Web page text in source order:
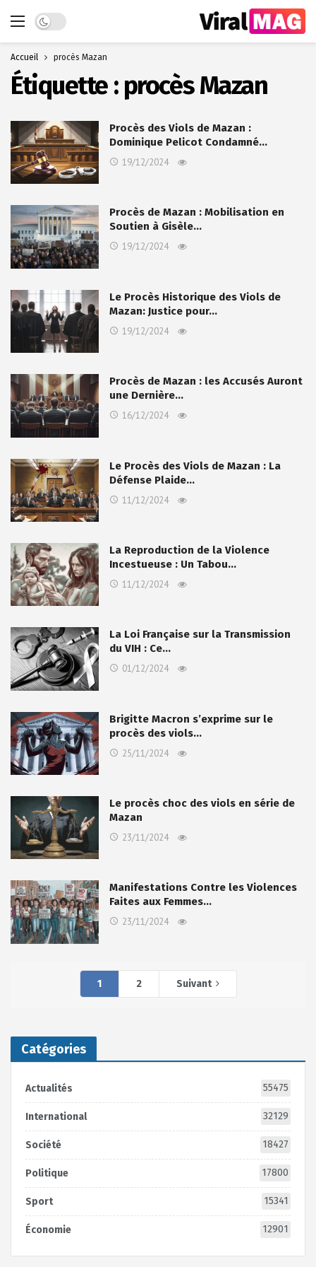
Dark mode
Accueil procès Mazan
Étiquette : procès Mazan
Procès des Viols de Mazan :
Dominique Pelicot Condamné…
19/12/2024
Procès de Mazan : Mobilisation en
Soutien à Gisèle…
19/12/2024
Le Procès Historique des Viols de
Mazan: Justice pour…
19/12/2024
Procès de Mazan : les Accusés Auront
une Dernière…
16/12/2024
Le Procès des Viols de Mazan : La
Défense Plaide…
11/12/2024
La Reproduction de la Violence
Incestueuse : Un Tabou…
11/12/2024
La Loi Française sur la Transmission
du VIH : Ce…
01/12/2024
Brigitte Macron s’exprime sur le
procès des viols…
25/11/2024
Le procès choc des viols en série de
Mazan
23/11/2024
Manifestations Contre les Violences
Faites aux Femmes…
23/11/2024
1 2 Suivant
Catégories
Actualités 55475
International 32129
Société 18427
Politique 17800
Sport 15341
Économie 12901